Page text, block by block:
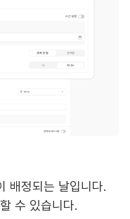
배정되는 날입니다.
수 있습니다.